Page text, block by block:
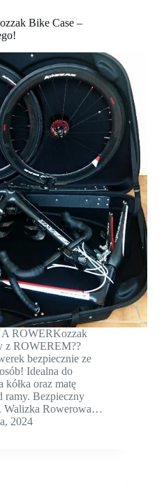
Bike Case –
ROWERKozzak
z ROWEREM??
bezpiecznie ze
Idealna do
kółka oraz matę
ramy. Bezpieczny
Walizka Rowerowa…
2024